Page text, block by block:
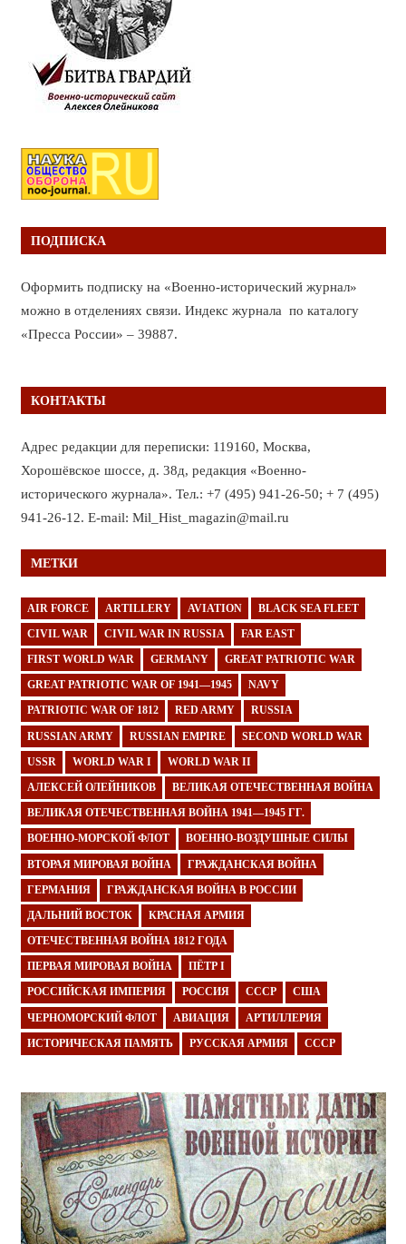
ПОДПИСКА
Оформить подписку на «Военно-исторический журнал»
можно в отделениях связи. Индекс журнала по каталогу
«Пресса России» – 39887.
КОНТАКТЫ
Адрес редакции для переписки: 119160, Москва,
Хорошёвское шоссе, д. 38д, редакция «Военно-
исторического журнала». Тел.: +7 (495) 941-26-50; + 7 (495)
941-26-12. E-mail: Mil_Hist_magazin@mail.ru
МЕТКИ
AIR FORCE ARTILLERY AVIATION BLACK SEA FLEET
CIVIL WAR CIVIL WAR IN RUSSIA FAR EAST
FIRST WORLD WAR GERMANY GREAT PATRIOTIC WAR
GREAT PATRIOTIC WAR OF 1941—1945 NAVY
PATRIOTIC WAR OF 1812 RED ARMY RUSSIA
RUSSIAN ARMY RUSSIAN EMPIRE SECOND WORLD WAR
USSR WORLD WAR I WORLD WAR II
АЛЕКСЕЙ ОЛЕЙНИКОВ ВЕЛИКАЯ ОТЕЧЕСТВЕННАЯ ВОЙНА
ВЕЛИКАЯ ОТЕЧЕСТВЕННАЯ ВОЙНА 1941—1945 ГГ.
ВОЕННО-МОРСКОЙ ФЛОТ ВОЕННО-ВОЗДУШНЫЕ СИЛЫ
ВТОРАЯ МИРОВАЯ ВОЙНА ГРАЖДАНСКАЯ ВОЙНА
ГЕРМАНИЯ ГРАЖДАНСКАЯ ВОЙНА В РОССИИ
ДАЛЬНИЙ ВОСТОК КРАСНАЯ АРМИЯ
ОТЕЧЕСТВЕННАЯ ВОЙНА 1812 ГОДА
ПЕРВАЯ МИРОВАЯ ВОЙНА ПЁТР I
РОССИЙСКАЯ ИМПЕРИЯ РОССИЯ СССР США
ЧЕРНОМОРСКИЙ ФЛОТ АВИАЦИЯ АРТИЛЛЕРИЯ
ИСТОРИЧЕСКАЯ ПАМЯТЬ РУССКАЯ АРМИЯ СССР